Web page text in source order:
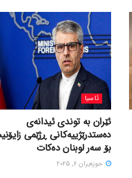
ئاسیا
ئێران بە توندی ئیدانەی
دەستدرێژییەکانی ڕژێمی
بۆ سەر لوبنان دەکات
حوزه‌یران 6, 2025